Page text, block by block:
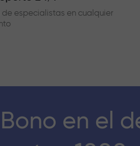
especialistas en cualquier
en el